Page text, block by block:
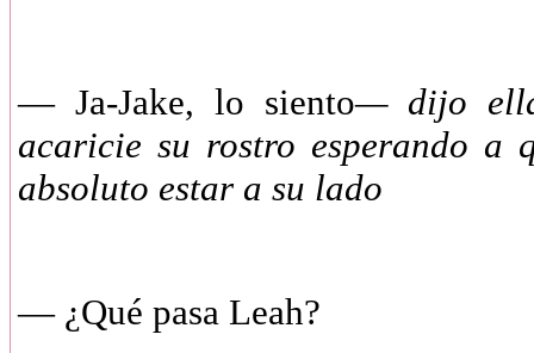
— Ja-Jake, lo siento— dijo
acaricie su rostro esperando a
absoluto estar a su lado
— ¿Qué pasa Leah?